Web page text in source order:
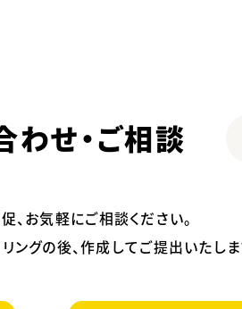
わせ・ご相談
、お気軽にご相談ください。
グの後、作成してご提出いたしま